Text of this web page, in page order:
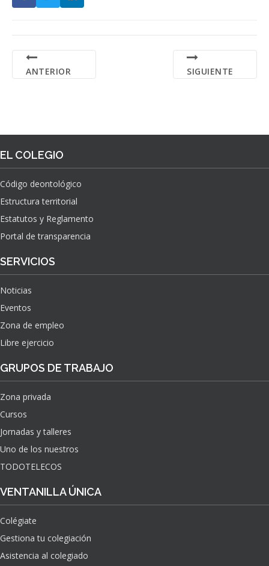
ANTERIOR SIGUIENTE
EL COLEGIO
Código deontológico
Estructura territorial
Estatutos y Reglamento
Portal de transparencia
SERVICIOS
Noticias
Eventos
Zona de empleo
Libre ejercicio
GRUPOS DE TRABAJO
Zona privada
Cursos
Jornadas y talleres
Uno de los nuestros
TODOTELECOS
VENTANILLA ÚNICA
Colégiate
Gestiona tu colegiación
Asistencia al colegiado